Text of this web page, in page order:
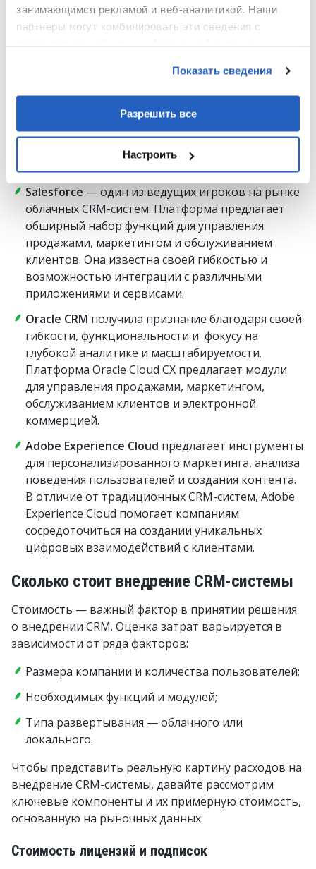
занимающимся рекламой и веб-аналитикой. Наши
партнеры могут комбинировать эти сведения с
Показать сведения
Разрешить все
Настроить
SAP CRMпредлагает инструменты для
управления продажами, маркетингом и
с другими модулями SAP, такими какSAP
, система позволяет эффективно
управлять сложными процессами и
предоставляет единую картину взаимодействия
с клиентами. SAP CRM подходит для крупных
предприятий, которым необходима высокая
Salesforce — один из ведущих игроков на рынке
облачных CRM-систем. Платформа предлагает
обширный набор функций для управления
продажами, маркетингом и обслуживанием
клиентов. Она известна своей гибкостью и
возможностью интеграции с различными
приложениями и сервисами.
Oracle CRM получила признание благодаря своей
гибкости, функциональности и фокусу на
глубокой аналитике и масштабируемости.
Платформа Oracle Cloud CX предлагает модули
для управления продажами, маркетингом,
обслуживанием клиентов и электронной
коммерцией.
Adobe Experience Cloud предлагает инструменты
для персонализированного маркетинга, анализа
поведения пользователей и создания контента.
В отличие от традиционных CRM-систем, Adobe
Experience Cloud помогает компаниям
сосредоточиться на создании уникальных
цифровых взаимодействий с клиентами.
Сколько стоит внедрение CRM-системы
Стоимость — важный фактор в принятии решения
о внедрении CRM. Оценка затрат варьируется в
зависимости от ряда факторов:
Размера компании и количества пользователей;
Необходимых функций и модулей;
Типа развертывания — облачного или
локального.
Чтобы представить реальную картину расходов на
внедрение CRM-системы, давайте рассмотрим
ключевые компоненты и их примерную стоимость,
основанную на рыночных данных.
Стоимость лицензий и подписок